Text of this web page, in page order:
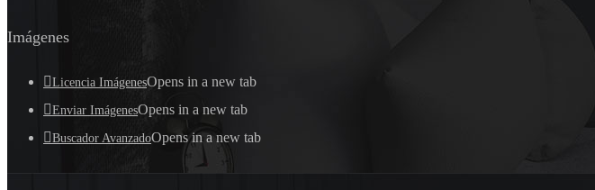
Imágenes
Licencia ImágenesOpens in a new tab
Enviar ImágenesOpens in a new tab
Buscador AvanzadoOpens in a new tab